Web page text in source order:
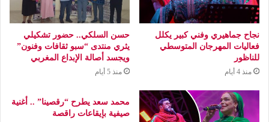
نجاح جماهيري وفني كبير يكلل
فعاليات المهرجان المتوسطي
للناظور
منذ 4 أيام
حسن السلكي.. حضور تشكيلي
يثري منتدى “سبو ثقافات وفنون”
ويجسد أصالة الإبداع المغربي
منذ 5 أيام
محمد سعد يطرح “رقصينا” .. أغنية
صيفية بإيقاعات راقصة